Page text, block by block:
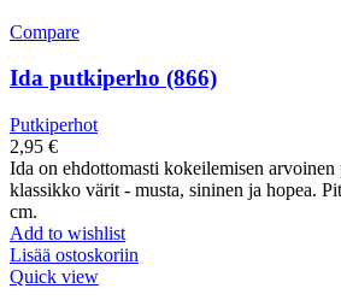
Compare
Ida putkiperho (866)
Putkiperhot
2,95 €
Ida on ehdottomasti kokeilemisen
klassikko värit - musta, sininen ja hopea.
cm.
Add to wishlist
Lisää ostoskoriin
Quick view